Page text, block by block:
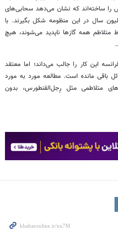
را ساخته‌اند که نشان می‌دهد سحابی‌های
سال در این منظومه شکل بگیرند. با
متلاطم همه گازها ناپدید می‌شوند، هیچ
این کار را جالب می‌داند؛ اما معتقد
باقی مانده است. مطالعه مورد به مورد
متلاطمی مثل رِجل‌القنطورس، بدون